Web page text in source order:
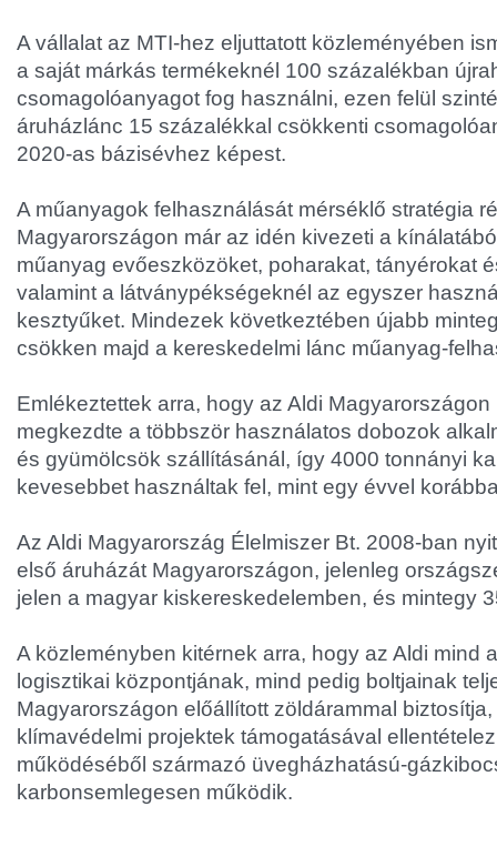
A vállalat az MTI-hez eljuttatott közleményében
a saját márkás termékeknél 100 százalékban
csomagolóanyagot fog használni, ezen felül
áruházlánc 15 százalékkal csökkenti
2020-as bázisévhez képest.
A műanyagok felhasználását mérséklő stratégia
Magyarországon már az idén kivezeti a
műanyag evőeszközöket, poharakat, tányérokat
valamint a látványpékségeknél az egyszer
kesztyűket. Mindezek következtében újabb
csökken majd a kereskedelmi lánc műanyag-
Emlékeztettek arra, hogy az Aldi Magyarországon
megkezdte a többször használatos dobozok
és gyümölcsök szállításánál, így 4000 tonnányi
kevesebbet használtak fel, mint egy évvel
Az Aldi Magyarország Élelmiszer Bt. 2008-ban
első áruházát Magyarországon, jelenleg
jelen a magyar kiskereskedelemben, és mintegy
A közleményben kitérnek arra, hogy az Aldi mind
logisztikai központjának, mind pedig boltjainak
Magyarországon előállított zöldárammal
klímavédelmi projektek támogatásával
működéséből származó üvegházhatású-
karbonsemlegesen működik.